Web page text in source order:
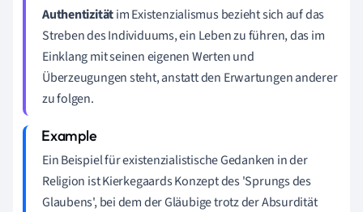
Authentizitätim Existenzialismus bezieht sich auf das
Streben des Individuums, ein Leben zu führen, das im
Einklang mit seinen eigenen Werten und
Überzeugungen steht, anstatt den Erwartungen anderer
zu folgen.
Ein Beispiel für existenzialistische Gedanken in der
Religion ist Kierkegaards Konzept des 'Sprungs des
Glaubens', bei dem der Gläubige trotz der Absurdität